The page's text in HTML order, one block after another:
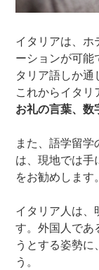
イタリアは、ホ
ーションが可能
タリア語しか通
これからイタ
お礼の言葉、数
また、語学留学
は、現地では手
をお勧めします。
イタリア人は
す。外国人であ
うとする姿勢
う。